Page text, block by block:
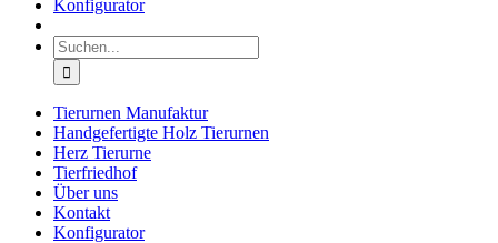
Konfigurator
Suche
nach:
Tierurnen Manufaktur
Handgefertigte Holz Tierurnen
Herz Tierurne
Tierfriedhof
Über uns
Kontakt
Konfigurator